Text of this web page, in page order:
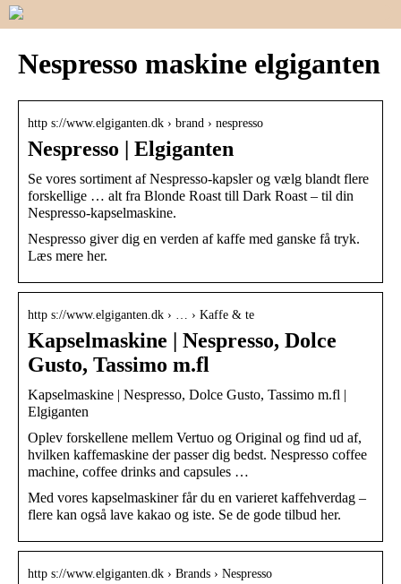
Nespresso maskine elgiganten
http s://www.elgiganten.dk › brand › nespresso
Nespresso | Elgiganten
Se vores sortiment af Nespresso-kapsler og vælg blandt flere
forskellige … alt fra Blonde Roast till Dark Roast – til din
Nespresso-kapselmaskine.
Nespresso giver dig en verden af kaffe med ganske få tryk.
Læs mere her.
http s://www.elgiganten.dk › … › Kaffe & te
Kapselmaskine | Nespresso, Dolce
Gusto, Tassimo m.fl
Kapselmaskine | Nespresso, Dolce Gusto, Tassimo m.fl |
Elgiganten
Oplev forskellene mellem Vertuo og Original og find ud af,
hvilken kaffemaskine der passer dig bedst. Nespresso coffee
machine, coffee drinks and capsules …
Med vores kapselmaskiner får du en varieret kaffehverdag –
flere kan også lave kakao og iste. Se de gode tilbud her.
http s://www.elgiganten.dk › Brands › Nespresso